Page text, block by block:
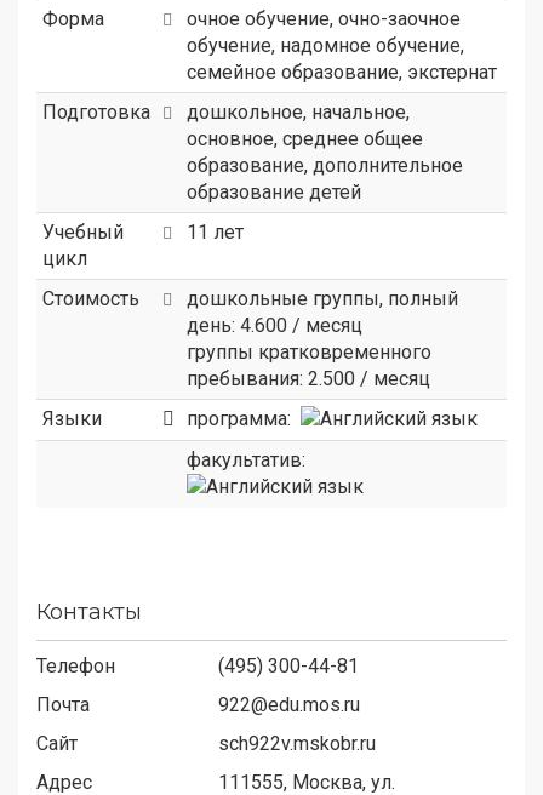
Форма
очное обучение, очно-заочное
обучение, надомное обучение,
семейное образование, экстернат
Подготовка
дошкольное, начальное,
основное, среднее общее
образование, дополнительное
образование детей
Учебный
цикл
11 лет
Стоимость
дошкольные группы, полный
день: 4.600 / месяц
группы кратковременного
пребывания: 2.500 / месяц
Языки
программа:
факультатив:
Контакты
Телефон
(495) 300-44-81
Почта
922@edu.mos.ru
Сайт
sch922v.mskobr.ru
Адрес
111555, Москва, ул.